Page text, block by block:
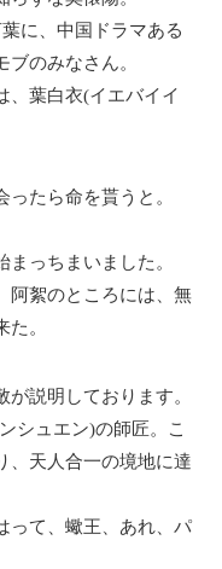
に、中国ドラマある
のみなさん。
、葉白衣(イエバイイ
たら命を貰うと。
っちまいました。
阿絮のところには、無
。
説明しております。
シュエン)の師匠。こ
、天人合一の境地に達
って、蠍王、あれ、パ